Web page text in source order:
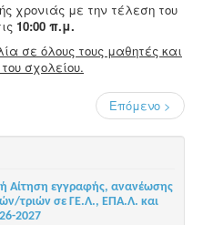
χρονιάς με την τέλεση του
10:00 π.μ.
σε όλους τους μαθητές και
σχολείου.
Επόμενο >
Αίτηση εγγραφής, ανανέωσης
τριών σε ΓΕ.Λ., ΕΠΑ.Λ. και
2027